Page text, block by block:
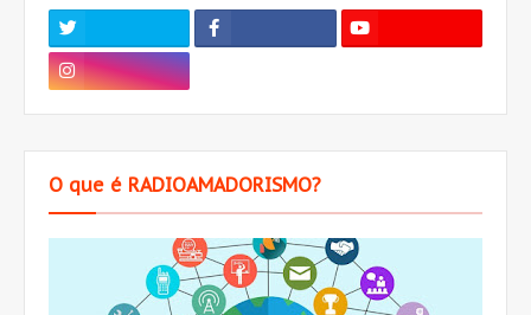
O que é RADIOAMADORISMO?